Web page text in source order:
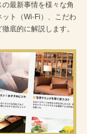
最新事情を様々な角
ト（Wi-Fi）、こだわ
底的に解説します。